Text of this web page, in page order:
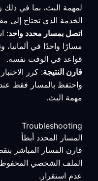
لمهمة البث، بما في ذلك
الخدمة الذي تحتاج إلى
اتصل بمسار محدد واحد:
مسارًا واحدًا في ألمانيا،
قواعد في الوقت نفسه.
قارن النتيجة: كرر
واحتفظ بالمسار فقط
مهمة البث.
Troubleshooting
المسار المحدد أبطأ
قارن المسار المباشر
الملف الشخصي المحفوظ
عدم استقرار.